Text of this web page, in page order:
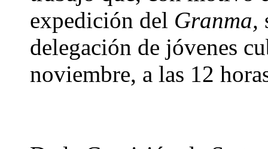
expedición del Granma,
delegación de jóvenes
noviembre, a las 12